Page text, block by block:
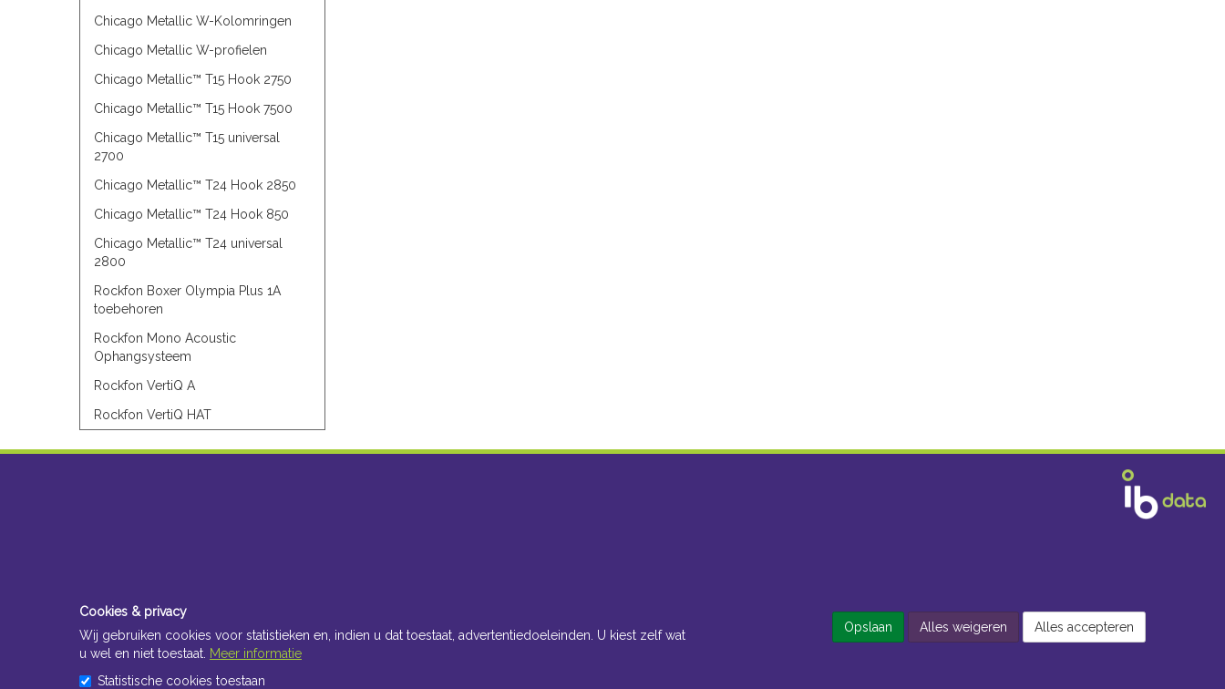
Chicago Metallic W-Kolomringen
Chicago Metallic W-profielen
Chicago Metallic™ T15 Hook 2750
Chicago Metallic™ T15 Hook 7500
Chicago Metallic™ T15 universal
2700
Chicago Metallic™ T24 Hook 2850
Chicago Metallic™ T24 Hook 850
Chicago Metallic™ T24 universal
2800
Rockfon Boxer Olympia Plus 1A
toebehoren
Rockfon Mono Acoustic
Ophangsysteem
Rockfon VertiQ A
Rockfon VertiQ HAT
Cookies & privacy
Wij gebruiken cookies voor statistieken en, indien u dat toestaat, advertentiedoeleinden. U kiest zelf wat
u wel en niet toestaat. Meer informatie
Statistische cookies toestaan
Opslaan Alles weigeren Alles accepteren